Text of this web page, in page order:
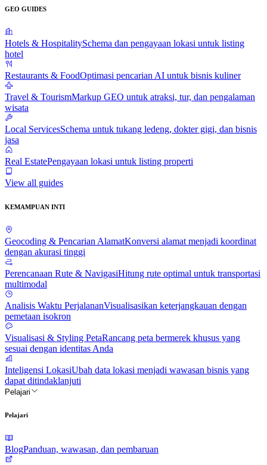
GEO GUIDES
Hotels & HospitalitySchema dan pengayaan lokasi untuk listing
hotel
Restaurants & FoodOptimasi pencarian AI untuk bisnis kuliner
Travel & TourismMarkup GEO untuk atraksi, tur, dan pengalaman
wisata
Local ServicesSchema untuk tukang ledeng, dokter gigi, dan bisnis
jasa
Real EstatePengayaan lokasi untuk listing properti
View all guides
KEMAMPUAN INTI
Geocoding & Pencarian AlamatKonversi alamat menjadi koordinat
dengan akurasi tinggi
Perencanaan Rute & NavigasiHitung rute optimal untuk transportasi
multimodal
Analisis Waktu PerjalananVisualisasikan keterjangkauan dengan
pemetaan isokron
Visualisasi & Styling PetaRancang peta bermerek khusus yang
sesuai dengan identitas Anda
Inteligensi LokasiUbah data lokasi menjadi wawasan bisnis yang
dapat ditindaklanjuti
Pelajari
Pelajari
BlogPanduan, wawasan, dan pembaruan